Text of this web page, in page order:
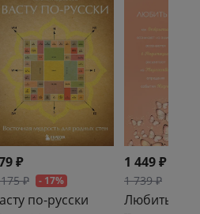
обладателем
равных» Опередивший
Архитектор Реальности
₽
₽ - 17%
по-русски
1 449 ₽
1 739 ₽
Любить.